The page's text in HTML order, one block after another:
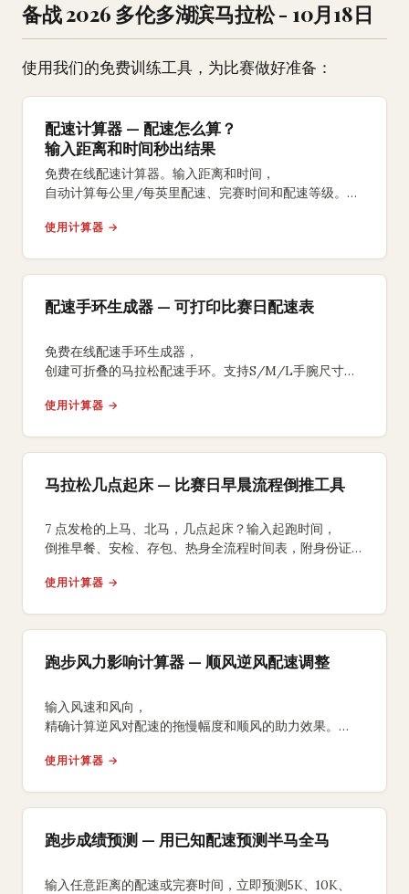
备战 2026 多伦多湖滨马拉松 - 10月18日
使用我们的免费训练工具，为比赛做好准备：
配速计算器 — 配速怎么算？
输入距离和时间秒出结果
免费在线配速计算器。输入距离和时间，
自动计算每公里/每英里配速、完赛时间和配速等级。
使用计算器 →
配速手环生成器 — 可打印比赛日配速表
免费在线配速手环生成器，
创建可折叠的马拉松配速手环。支持S/M/L手腕尺寸、
A4打印裁剪折叠即可佩戴比赛。
使用计算器 →
马拉松几点起床 — 比赛日早晨流程倒推工具
7 点发枪的上马、北马，几点起床？输入起跑时间，
倒推早餐、安检、存包、热身全流程时间表，附身份证、
使用计算器 →
跑步风力影响计算器 — 顺风逆风配速调整
输入风速和风向，
精确计算逆风对配速的拖慢幅度和顺风的助力效果。
使用计算器 →
跑步成绩预测 — 用已知配速预测半马全马
输入任意距离的配速或完赛时间，立即预测5K、10K、